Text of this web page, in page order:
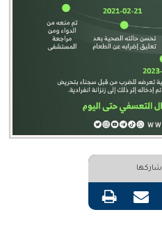
شاركها
تويتر مشاركة عبر البريد طباعة